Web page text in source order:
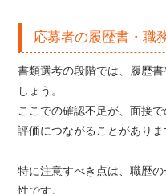
応募者の履歴書・職
書類選考の段階では、履歴
しょう。
ここでの確認不足が、面接
評価につながることがありま
特に注意すべき点は、職歴
性です。